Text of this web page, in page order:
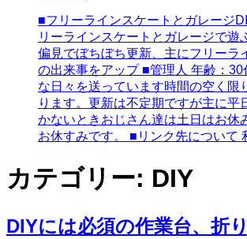
■フリーラインスケートとガレージ
リーラインスケートとガレージで遊
偏見でぼちぼち更新、主にフリーラ
の出来事をアップ ■管理人 年齢：
な日々を送っています時間の空く限
ります。更新は不定期ですが主に平
かないときおじさん達は土日はお休
お休すみです。 ■リンク先について
カテゴリー: DIY
DIYには必須の作業台、折